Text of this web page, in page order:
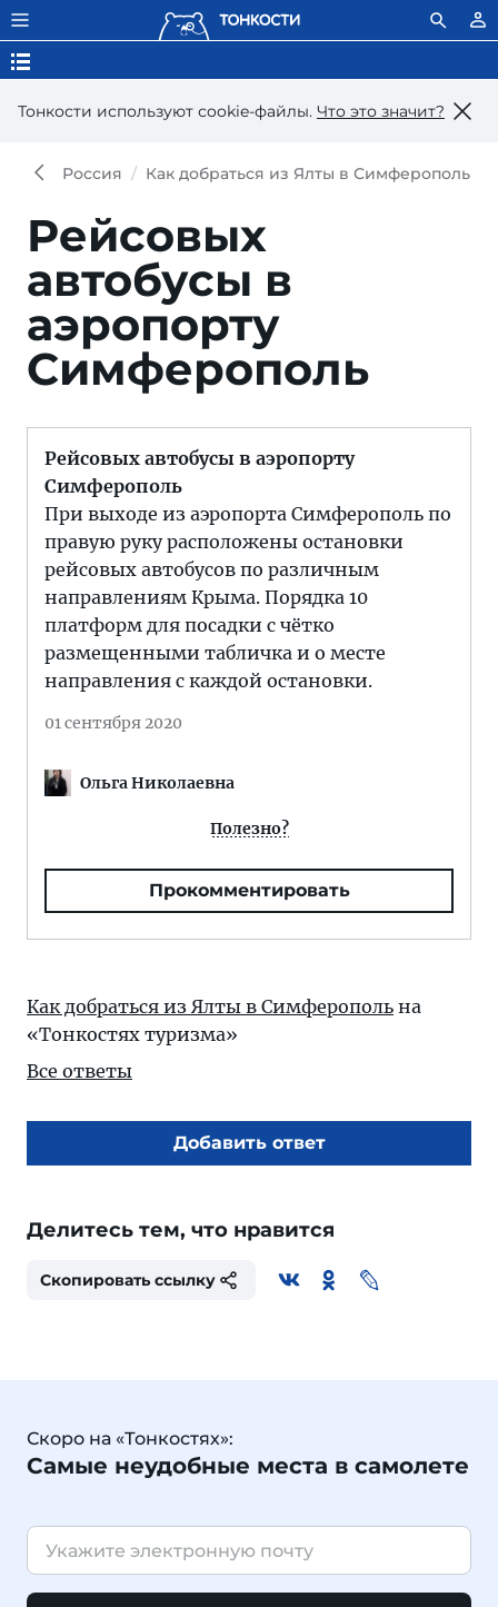
Тонкости используют сookie-файлы. Что это значит?
Россия Как добраться из Ялты в Симферополь
Рейсовых
автобусы в
аэропорту
Симферополь
Рейсовых автобусы в аэропорту
Симферополь
При выходе из аэропорта Симферополь по
правую руку расположены остановки
рейсовых автобусов по различным
направлениям Крыма. Порядка 10
платформ для посадки с чётко
размещенными табличка и о месте
направления с каждой остановки.
01 сентября 2020
Ольга Николаевна
Полезно?
Прокомментировать
Как добраться из Ялты в Симферополь на
«Тонкостях туризма»
Все ответы
Добавить ответ
Делитесь тем, что нравится
Скопировать ссылку
Скоро на «Тонкостях»:
Самые неудобные места в самолете